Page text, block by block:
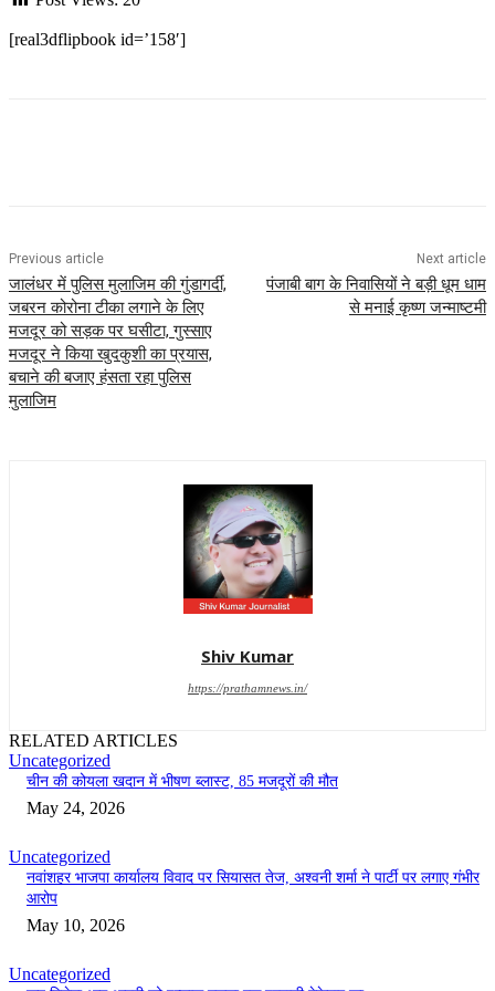
[real3dflipbook id=’158′]
Previous article
जालंधर में पुलिस मुलाजिम की गुंडागर्दी,
जबरन कोरोना टीका लगाने के लिए
मजदूर को सड़क पर घसीटा, गुस्साए
मजदूर ने किया खुदकुशी का प्रयास,
बचाने की बजाए हंसता रहा पुलिस
मुलाजिम
Next article
पंजाबी बाग के निवासियों ने बड़ी धूम धाम
से मनाई कृष्ण जन्माष्टमी
Shiv Kumar
https://prathamnews.in/
RELATED ARTICLES
Uncategorized
चीन की कोयला खदान में भीषण ब्लास्ट, 85 मजदूरों की मौत
May 24, 2026
Uncategorized
नवांशहर भाजपा कार्यालय विवाद पर सियासत तेज, अश्वनी शर्मा ने पार्टी पर लगाए गंभीर
आरोप
May 10, 2026
Uncategorized